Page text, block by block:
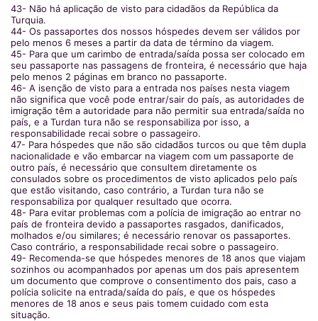
43- Não há aplicação de visto para cidadãos da República da
Turquia.
44- Os passaportes dos nossos hóspedes devem ser válidos por
pelo menos 6 meses a partir da data de término da viagem.
45- Para que um carimbo de entrada/saída possa ser colocado em
seu passaporte nas passagens de fronteira, é necessário que haja
pelo menos 2 páginas em branco no passaporte.
46- A isenção de visto para a entrada nos países nesta viagem
não significa que você pode entrar/sair do país, as autoridades de
imigração têm a autoridade para não permitir sua entrada/saída no
país, e a Turdan tura não se responsabiliza por isso, a
responsabilidade recai sobre o passageiro.
47- Para hóspedes que não são cidadãos turcos ou que têm dupla
nacionalidade e vão embarcar na viagem com um passaporte de
outro país, é necessário que consultem diretamente os
consulados sobre os procedimentos de visto aplicados pelo país
que estão visitando, caso contrário, a Turdan tura não se
responsabiliza por qualquer resultado que ocorra.
48- Para evitar problemas com a polícia de imigração ao entrar no
país de fronteira devido a passaportes rasgados, danificados,
molhados e/ou similares; é necessário renovar os passaportes.
Caso contrário, a responsabilidade recai sobre o passageiro.
49- Recomenda-se que hóspedes menores de 18 anos que viajam
sozinhos ou acompanhados por apenas um dos pais apresentem
um documento que comprove o consentimento dos pais, caso a
polícia solicite na entrada/saída do país, e que os hóspedes
menores de 18 anos e seus pais tomem cuidado com esta
situação.